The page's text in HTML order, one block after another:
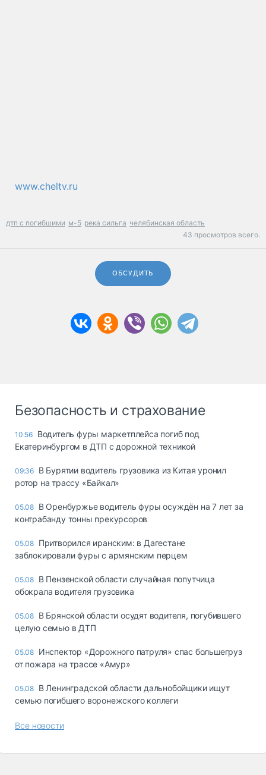
www.cheltv.ru
дтп с погибшими м-5 река сильга челябинская область
43 просмотров всего.
ОБСУДИТЬ
Безопасность и страхование
10:56 Водитель фуры маркетплейса погиб под
Екатеринбургом в ДТП с дорожной техникой
09:36 В Бурятии водитель грузовика из Китая уронил
ротор на трассу «Байкал»
05.08 В Оренбуржье водитель фуры осуждён на 7 лет за
контрабанду тонны прекурсоров
05.08 Притворился иранским: в Дагестане
заблокировали фуры с армянским перцем
05.08 В Пензенской области случайная попутчица
обокрала водителя грузовика
05.08 В Брянской области осудят водителя, погубившего
целую семью в ДТП
05.08 Инспектор «Дорожного патруля» спас большегруз
от пожара на трассе «Амур»
05.08 В Ленинградской области дальнобойщики ищут
семью погибшего воронежского коллеги
Все новости